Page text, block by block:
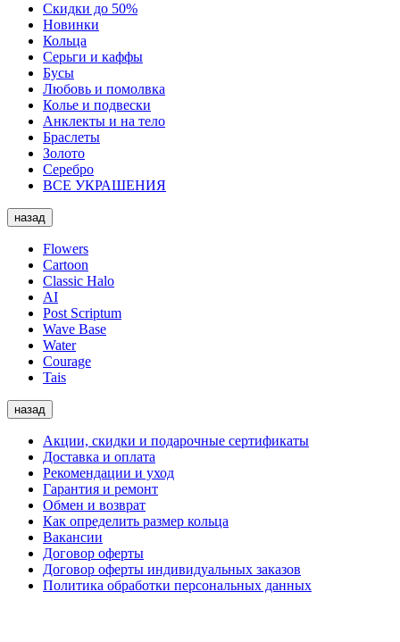
Скидки до 50%
Новинки
Кольца
Серьги и каффы
Бусы
Любовь и помолвка
Колье и подвески
Анклекты и на тело
Браслеты
Золото
Серебро
ВСЕ УКРАШЕНИЯ
назад
Flowers
Cartoon
Classic Halo
AI
Post Scriptum
Wave Base
Water
Courage
Tais
назад
Акции, скидки и подарочные сертификаты
Доставка и оплата
Рекомендации и уход
Гарантия и ремонт
Обмен и возврат
Как определить размер кольца
Вакансии
Договор оферты
Договор оферты индивидуальных заказов
Политика обработки персональных данных